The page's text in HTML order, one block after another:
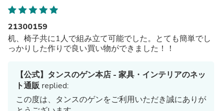
21300159
机、椅子共に1人で組み立て可能でした。とても簡単でし
っかりした作りで良い買い物ができました！！
【公式】タンスのゲン本店 - 家具・インテリアのネッ
ト通販replied:
この度は、タンスのゲンをご利用いただき誠にありが